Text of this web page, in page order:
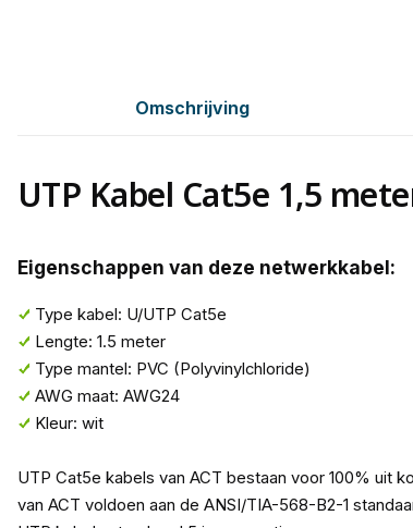
Omschrijving
UTP Kabel Cat5e 1,5
Eigenschappen van deze netwerkkabel:
Type kabel: U/UTP Cat5e
Lengte: 1.5 meter
Type mantel: PVC (Polyvinylchloride)
AWG maat: AWG24
Kleur: wit
UTP Cat5e kabels van ACT bestaan voor 100% uit
van ACT voldoen aan de ANSI/TIA-568-B2-1